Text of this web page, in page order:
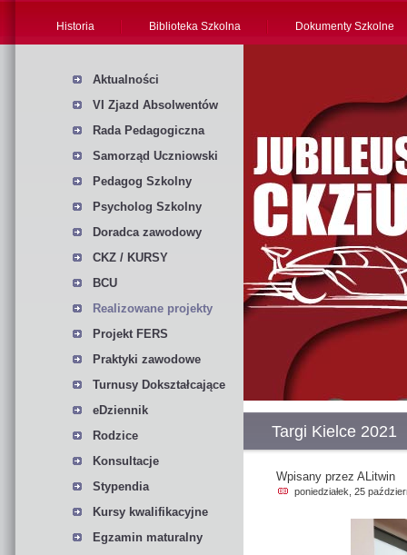
Historia Biblioteka Szkolna Dokumenty Szkolne
Aktualności
VI Zjazd Absolwentów
Rada Pedagogiczna
Samorząd Uczniowski
Pedagog Szkolny
Psycholog Szkolny
Doradca zawodowy
CKZ / KURSY
BCU
Realizowane projekty
Projekt FERS
Praktyki zawodowe
Turnusy Dokształcające
eDziennik
Rodzice
Konsultacje
Stypendia
Kursy kwalifikacyjne
Egzamin maturalny
Targi Kielce 2021
Wpisany przez ALitwin
poniedziałek, 25